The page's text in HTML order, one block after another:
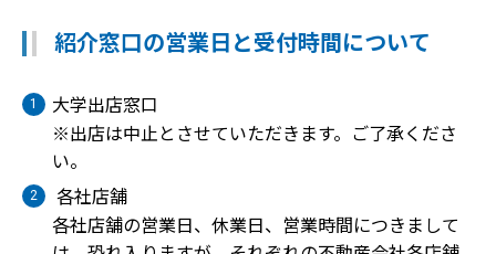
紹介窓口の営業日と受付時間について
大学出店窓口
※出店は中止とさせていただきます。ご了承くださ
い。
各社店舗
各社店舗の営業日、休業日、営業時間につきまして